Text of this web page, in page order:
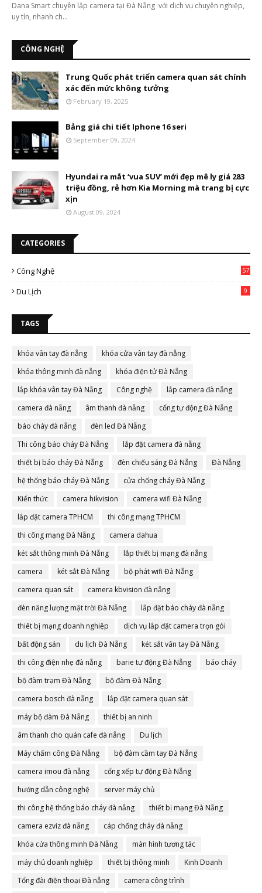
Dana Smart chuyên lắp camera tại Đà Nẵng với dịch vụ chuyên nghiệp,
uy tín, nhanh ch…
CÔNG NGHỆ
Trung Quốc phát triển camera quan sát chính
xác đến mức không tưởng
February 19, 2025
Bảng giá chi tiết Iphone 16 seri
September 09, 2024
Hyundai ra mắt ‘vua SUV’ mới đẹp mê ly giá 283
triệu đồng, rẻ hơn Kia Morning mà trang bị cực
xịn
August 09, 2024
CATEGORIES
Công Nghệ 57
Du Lịch 9
TAGS
khóa vân tay đà nẵng
khóa cửa vân tay đà nẵng
khóa thông minh đà nẵng
khóa điện tử Đà Nẵng
lắp khóa vân tay Đà Nẵng
Công nghệ
lắp camera đà nẵng
camera đà nẵng
âm thanh đà nẵng
cổng tự động Đà Nẵng
báo cháy đà nẵng
đèn led Đà Nẵng
Thi công báo cháy Đà Nẵng
lắp đặt camera đà nẵng
thiết bị báo cháy Đà Nẵng
đèn chiếu sáng Đà Nẵng
Đà Nẵng
hệ thống báo cháy Đà Nẵng
cửa chống cháy Đà Nẵng
Kiến thức
camera hikvision
camera wifi Đà Nẵng
lắp đặt camera TPHCM
thi công mạng TPHCM
thi công mạng Đà Nẵng
camera dahua
két sắt thông minh Đà Nẵng
lắp thiết bị mạng đà nẵng
camera
két sắt Đà Nẵng
bộ phát wifi Đà Nẵng
camera quan sát
camera kbvision đà nẵng
đèn năng lượng mặt trời Đà Nẵng
lắp đặt báo cháy đà nẵng
thiết bị mạng doanh nghiệp
dịch vụ lắp đặt camera trọn gói
bất động sản
du lịch Đà Nẵng
két sắt vân tay Đà Nẵng
thi công điện nhẹ đà nẵng
barie tự động Đà Nẵng
báo cháy
bộ đàm trạm Đà Nẵng
bộ đàm Đà Nẵng
camera bosch đà nẵng
lắp đặt camera quan sát
máy bộ đàm Đà Nẵng
thiết bị an ninh
âm thanh cho quán cafe đà nẵng
Du lịch
Máy chấm công Đà Nẵng
bộ đàm cầm tay Đà Nẵng
camera imou đà nẵng
cổng xếp tự động Đà Nẵng
hướng dẫn công nghệ
server máy chủ
thi công hệ thống báo cháy đà nẵng
thiết bị mạng Đà Nẵng
camera ezviz đà nẵng
cáp chống cháy đà nẵng
khóa cửa thông minh Đà Nẵng
màn hình tương tác
máy chủ doanh nghiệp
thiết bị thông minh
Kinh Doanh
Tổng đài điện thoại Đà nẵng
camera công trình